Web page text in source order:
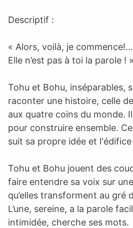
Descriptif :
« Alors, voilà, je
Elle n’est pas à toi la parole !
Tohu et Bohu, inséparables,
raconter une histoire, celle
aux quatre coins du monde.
pour construire ensemble.
suit sa propre idée et
Tohu et Bohu jouent des
faire entendre sa voix sur
qu’elles transforment au gré
L’une, sereine, a la parole
intimidée, cherche ses mots.